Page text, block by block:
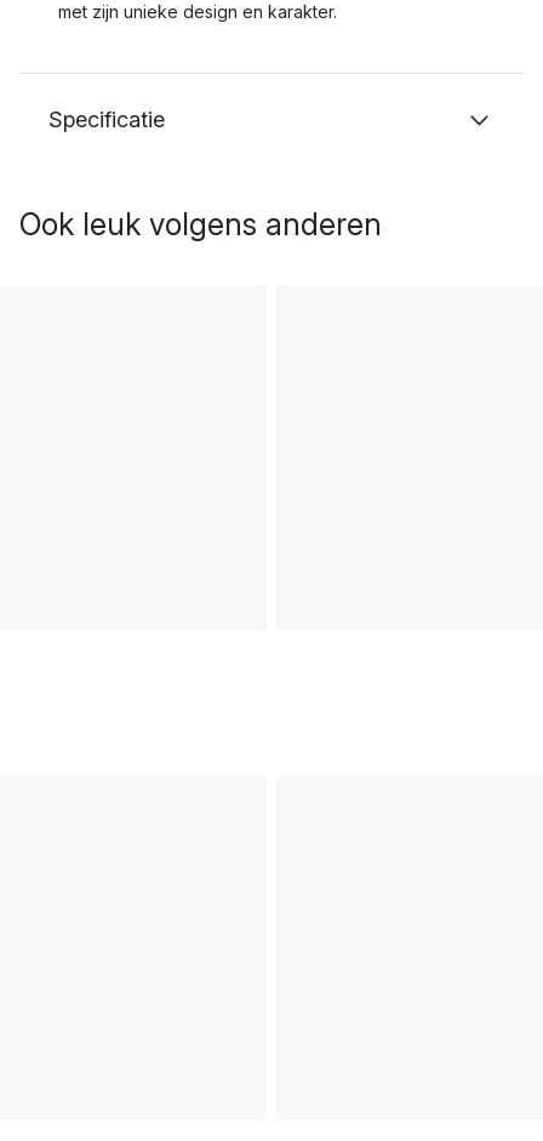
met zijn unieke design en karakter.
Specificatie
Ook leuk volgens anderen